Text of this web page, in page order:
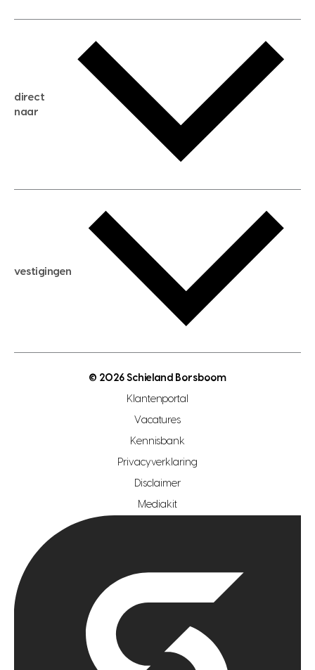
gratis zoekservice
huis verkopen
huis kopen
aankoopadvies
verkoopadvies
hypotheekadvies
direct
naar
hypotheek berekenen
maximale hypotheek berekenen
hypotheek bespaarcheck
gratis zoekprofiel aanmaken
open woningwaarde dag
vestigingen
makelaar regio zoetermeer
hypotheekshop regio den haag
hypotheekshop regio rotterdam
© 2026 Schieland Borsboom
Klantenportal
Vacatures
Kennisbank
Privacyverklaring
Disclaimer
Mediakit